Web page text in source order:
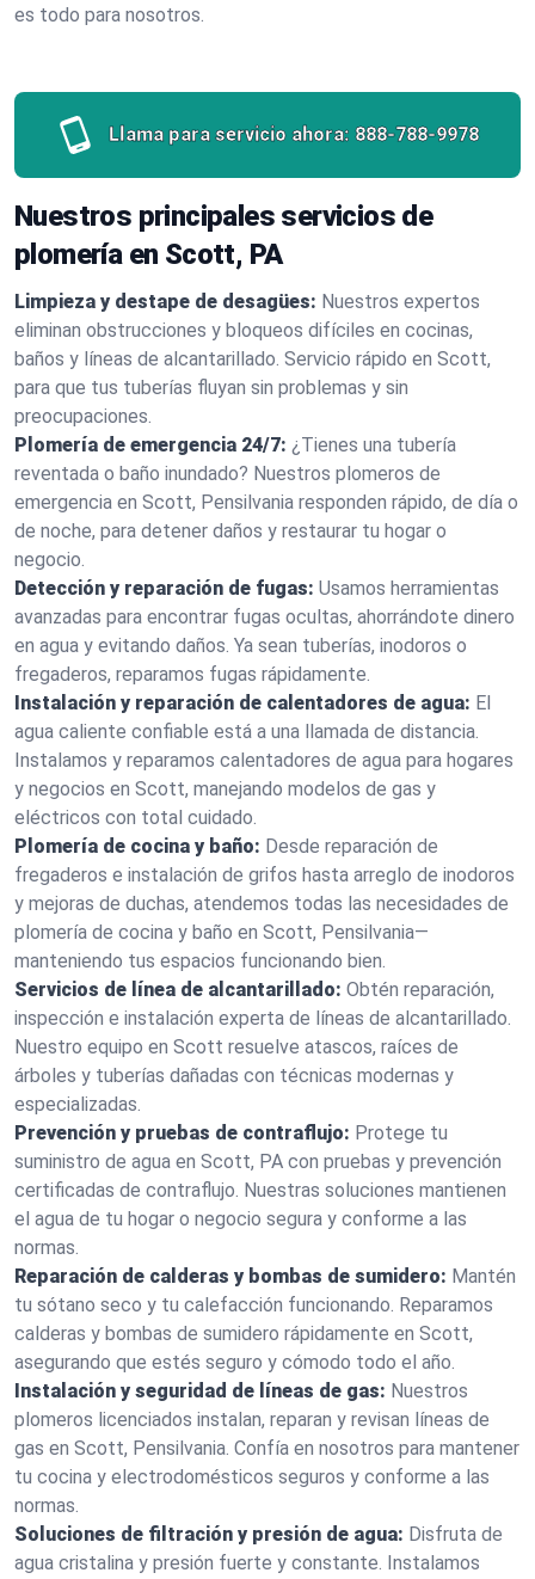
es todo para nosotros.
Llama para servicio ahora: 888-788-9978
Nuestros principales servicios de
plomería en Scott, PA
Limpieza y destape de desagües: Nuestros expertos
eliminan obstrucciones y bloqueos difíciles en cocinas,
baños y líneas de alcantarillado. Servicio rápido en Scott,
para que tus tuberías fluyan sin problemas y sin
preocupaciones.
Plomería de emergencia 24/7: ¿Tienes una tubería
reventada o baño inundado? Nuestros plomeros de
emergencia en Scott, Pensilvania responden rápido, de día o
de noche, para detener daños y restaurar tu hogar o
negocio.
Detección y reparación de fugas: Usamos herramientas
avanzadas para encontrar fugas ocultas, ahorrándote dinero
en agua y evitando daños. Ya sean tuberías, inodoros o
fregaderos, reparamos fugas rápidamente.
Instalación y reparación de calentadores de agua: El
agua caliente confiable está a una llamada de distancia.
Instalamos y reparamos calentadores de agua para hogares
y negocios en Scott, manejando modelos de gas y
eléctricos con total cuidado.
Plomería de cocina y baño: Desde reparación de
fregaderos e instalación de grifos hasta arreglo de inodoros
y mejoras de duchas, atendemos todas las necesidades de
plomería de cocina y baño en Scott, Pensilvania—
manteniendo tus espacios funcionando bien.
Servicios de línea de alcantarillado: Obtén reparación,
inspección e instalación experta de líneas de alcantarillado.
Nuestro equipo en Scott resuelve atascos, raíces de
árboles y tuberías dañadas con técnicas modernas y
especializadas.
Prevención y pruebas de contraflujo: Protege tu
suministro de agua en Scott, PA con pruebas y prevención
certificadas de contraflujo. Nuestras soluciones mantienen
el agua de tu hogar o negocio segura y conforme a las
normas.
Reparación de calderas y bombas de sumidero: Mantén
tu sótano seco y tu calefacción funcionando. Reparamos
calderas y bombas de sumidero rápidamente en Scott,
asegurando que estés seguro y cómodo todo el año.
Instalación y seguridad de líneas de gas: Nuestros
plomeros licenciados instalan, reparan y revisan líneas de
gas en Scott, Pensilvania. Confía en nosotros para mantener
tu cocina y electrodomésticos seguros y conforme a las
normas.
Soluciones de filtración y presión de agua: Disfruta de
agua cristalina y presión fuerte y constante. Instalamos